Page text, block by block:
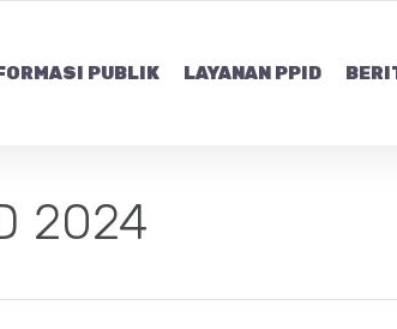
PUBLIK LAYANAN PPID
2024